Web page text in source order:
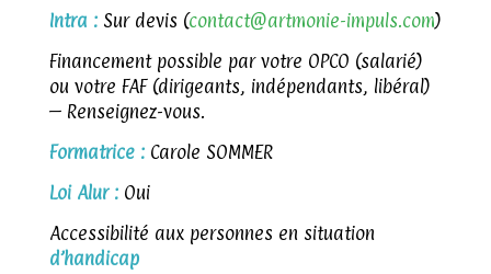
Intra : Sur devis (contact@artmonie-impuls.com)
Financement possible par votre OPCO (salarié)
ou votre FAF (dirigeants, indépendants, libéral)
– Renseignez-vous.
Formatrice : Carole SOMMER
Loi Alur :Oui
Accessibilité aux personnes en situation
d’handicap